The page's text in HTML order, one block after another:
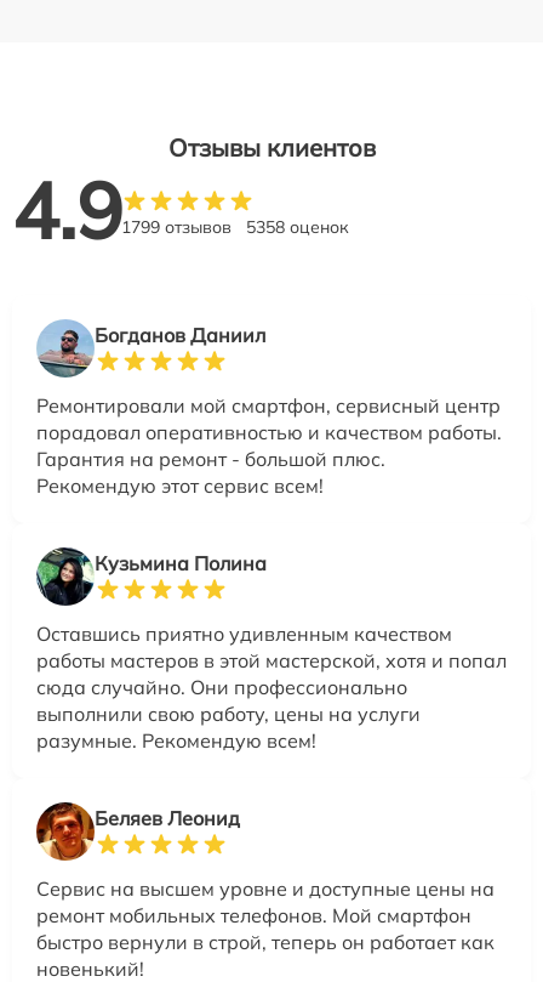
Отзывы клиентов
4.91799 отзывов 5358 оценок
Богданов Даниил
Ремонтировали мой смартфон, сервисный центр
порадовал оперативностью и качеством работы.
Гарантия на ремонт - большой плюс.
Рекомендую этот сервис всем!
Кузьмина Полина
Оставшись приятно удивленным качеством
работы мастеров в этой мастерской, хотя и попал
сюда случайно. Они профессионально
выполнили свою работу, цены на услуги
разумные. Рекомендую всем!
Беляев Леонид
Сервис на высшем уровне и доступные цены на
ремонт мобильных телефонов. Мой смартфон
быстро вернули в строй, теперь он работает как
новенький!